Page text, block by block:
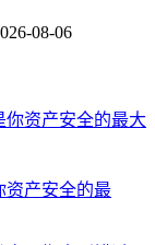
08-06
资产安全的最